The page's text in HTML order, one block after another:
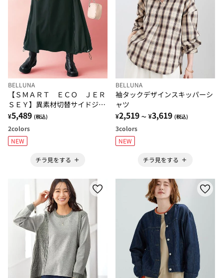
BELLUNA
【ＳＭＡＲＴ ＥＣＯ ＪＥＲ
ＳＥＹ】異素材切替サイドジッ
プスカート
¥5,489 (税込)
2colors
NEW
チラ見をする
BELLUNA
袖タックデザインスキッパーシ
ャツ
¥2,519 ～ ¥3,619 (税込)
3colors
NEW
チラ見をする